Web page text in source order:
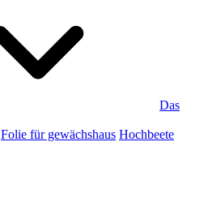
Das
Folie für gewächshaus Hochbeete